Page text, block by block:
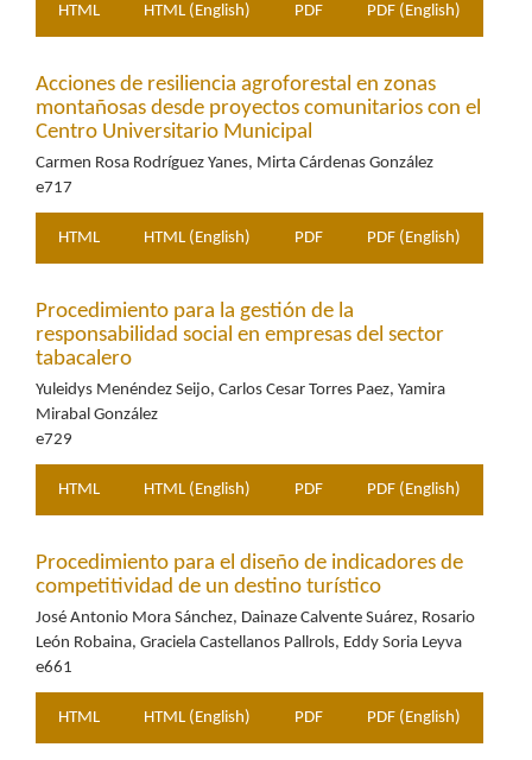
HTML HTML (English) PDF PDF (English)
Acciones de resiliencia agroforestal en zonas
montañosas desde proyectos comunitarios con el
Centro Universitario Municipal
Carmen Rosa Rodríguez Yanes, Mirta Cárdenas González
e717
HTML HTML (English) PDF PDF (English)
Procedimiento para la gestión de la
responsabilidad social en empresas del sector
tabacalero
Yuleidys Menéndez Seijo, Carlos Cesar Torres Paez, Yamira
Mirabal González
e729
HTML HTML (English) PDF PDF (English)
Procedimiento para el diseño de indicadores de
competitividad de un destino turístico
José Antonio Mora Sánchez, Dainaze Calvente Suárez, Rosario
León Robaina, Graciela Castellanos Pallrols, Eddy Soria Leyva
e661
HTML HTML (English) PDF PDF (English)